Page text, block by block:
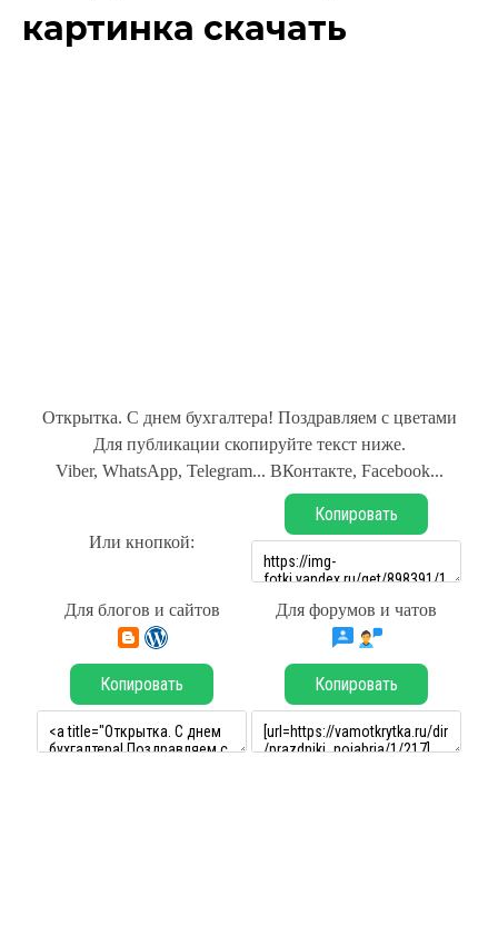
картинка скачать
Открытка. С днем бухгалтера! Поздравляем с цветами
Для публикации скопируйте текст ниже.
Viber, WhatsApp, Telegram... ВКонтакте, Facebook...
Или кнопкой:
Копировать
Для блогов и сайтов Для форумов и чатов
Копировать Копировать